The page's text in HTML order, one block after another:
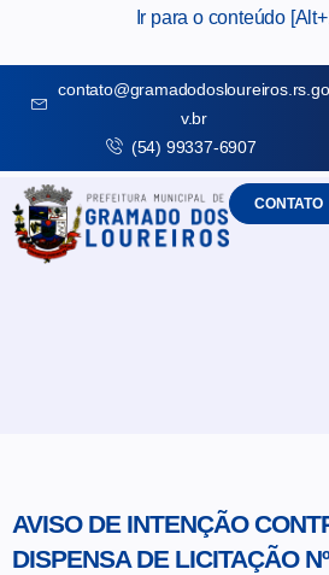
Ir para o conteúdo
contato@gramadodosloureiros.rs.go
v.br
(54) 99337-6907
CONTATO
AVISO DE INTENÇÃO
DISPENSA DE LICITAÇÃO